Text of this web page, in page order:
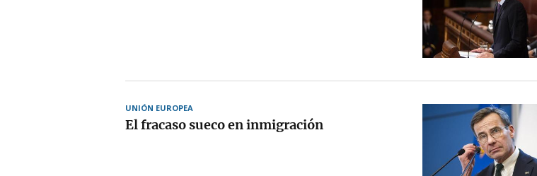
UNIÓN EUROPEA
El fracaso sueco en inmigración